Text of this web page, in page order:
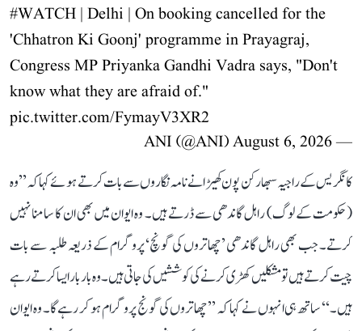
#WATCH | Delhi | On booking cancelled for the
'Chhatron Ki Goonj' programme in Prayagraj,
Congress MP Priyanka Gandhi Vadra says, "Don't
know what they are afraid of."
pic.twitter.com/FymayV3XR2
— ANI (@ANI)
August 6, 2026
کانگریس کے راجیہ سبھا رکن پون کھیڑا نے نامہ نگاروں سے بات کرتے ہوئے کہا کہ ’’وہ
(حکومت کے لوگ) راہل گاندھی سے ڈرتے ہیں۔ وہ ایوان میں بھی ان کا سامنا نہیں
کرتے۔ جب بھی راہل گاندھی ’چھاتروں کی گونچ‘ پروگرام کے ذریعہ طلبہ سے بات
چیت کرتے ہیں تو مشکلیں کھڑی کرنے کی کوششیں کی جاتی ہیں۔ وہ بار بار ایسا کرتے رہے
ہیں۔‘‘ ساتھ ہی انہوں نے کہا کہ ’’چھاتروں کی گونج پروگرام ہو کر رہے گا۔ وہ ایوان